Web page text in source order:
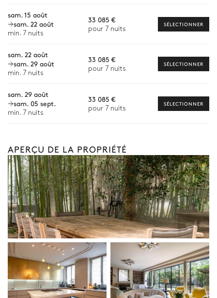
Bien-être à domicile
Babysitter
Location de vélo
Les services proposés peuvent varier selon la saison, la
destination ou la disponibilité. Notre conciergerie vous guidera
sam. 15 août
sam. 22 août
min. 7 nuits
33 085 €
pour 7 nuits
SÉLECTIONNER
sam. 22 août
sam. 29 août
min. 7 nuits
33 085 €
pour 7 nuits
SÉLECTIONNER
sam. 29 août
sam. 05 sept.
min. 7 nuits
33 085 €
pour 7 nuits
SÉLECTIONNER
APERÇU DE LA PROPRIÉTÉ